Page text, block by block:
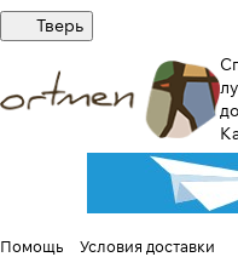
Тверь
Помощь Условия доставки